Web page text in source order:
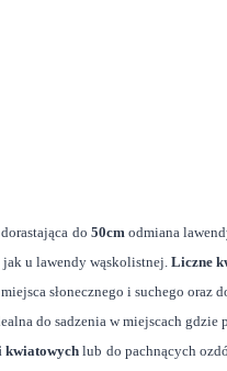
do 50cmodmiana
u lawendy wąskolistnej.Liczne
słonecznego i suchego oraz
do sadzenia w miejscach gdzie
kwiatowychlub do pachnących